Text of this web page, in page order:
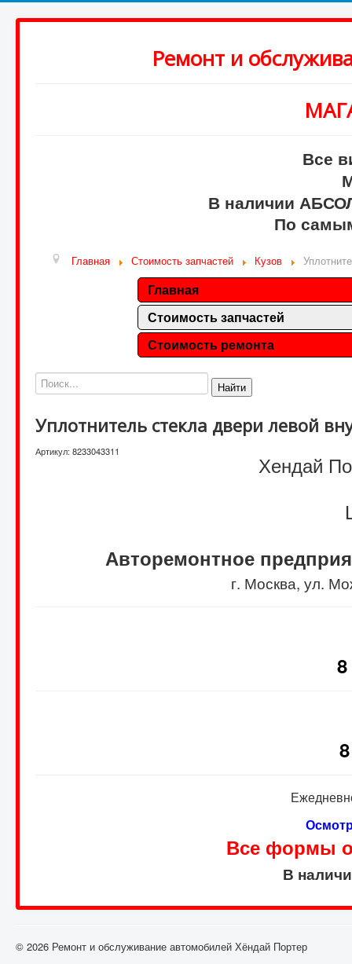
Ремонт и
Все
В наличии
По
Главная Стоимость запчастей Кузов
Главная
Стоимость запчастей
Стоимость ремонта
Найти
Уплотнитель стекла двери левой
Артикул: 8233043311
Хендай
Авторемонтное
г. Москва, ул.
Все формы
В
© 2026 Ремонт и обслуживание автомобилей Хёндай Портер